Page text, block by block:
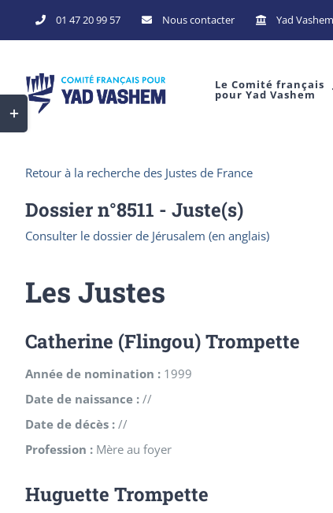
to
01 47 20 99 57 Nous contacter Yad
Le Comité français
pour Yad Vashem
Retour à la recherche des Justes de France
Dossier n°8511 - Juste(s)
Consulter le dossier de Jérusalem (en anglais)
Les Justes
Catherine (Flingou) Trompette
Année de nomination : 1999
Date de naissance : //
Date de décès : //
Profession : Mère au foyer
Huguette Trompette
Toggle
Sliding